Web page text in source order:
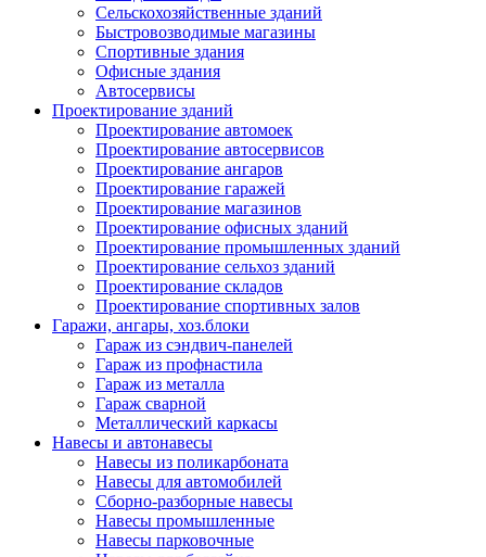
Сельскохозяйственные зданий
Быстровозводимые магазины
Спортивные здания
Офисные здания
Автосервисы
Проектирование зданий
Проектирование автомоек
Проектирование автосервисов
Проектирование ангаров
Проектирование гаражей
Проектирование магазинов
Проектирование офисных зданий
Проектирование промышленных зданий
Проектирование сельхоз зданий
Проектирование складов
Проектирование спортивных залов
Гаражи, ангары, хоз.блоки
Гараж из сэндвич-панелей
Гараж из профнастила
Гараж из металла
Гараж сварной
Металлический каркасы
Навесы и автонавесы
Навесы из поликарбоната
Навесы для автомобилей
Сборно-разборные навесы
Навесы промышленные
Навесы парковочные